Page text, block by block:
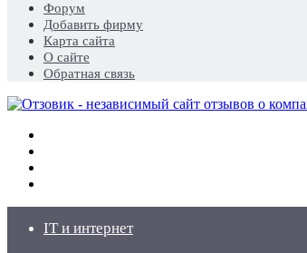
Форум
Добавить фирму
Карта сайта
О сайте
Обратная связь
IT и интернет